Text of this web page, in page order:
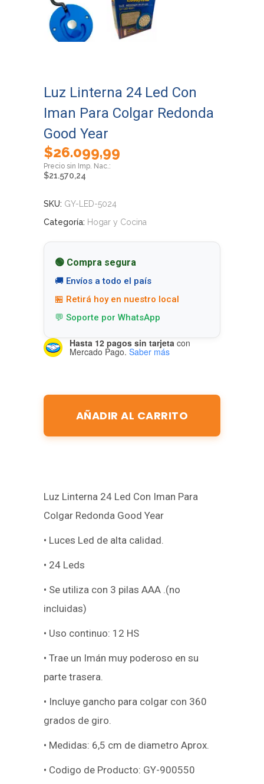
Luz Linterna 24 Led Con
Iman Para Colgar Redonda
Good Year
$26.099,99
$21.570,24
SKU: GY-LED-5024
Categoría: Hogar y Cocina
🟢 Compra segura
🚚 Envíos a todo el país
🏪 Retirá hoy en nuestro local
💬 Soporte por WhatsApp
Hasta 12 pagos sin tarjeta con
Mercado Pago. Saber más
AÑADIR AL CARRITO
Luz Linterna 24 Led Con Iman Para
Colgar Redonda Good Year
• Luces Led de alta calidad.
• 24 Leds
• Se utiliza con 3 pilas AAA .(no
incluidas)
• Uso continuo: 12 HS
• Trae un Imán muy poderoso en su
parte trasera.
• Incluye gancho para colgar con 360
grados de giro.
• Medidas: 6,5 cm de diametro Aprox.
• Codigo de Producto: GY-900550